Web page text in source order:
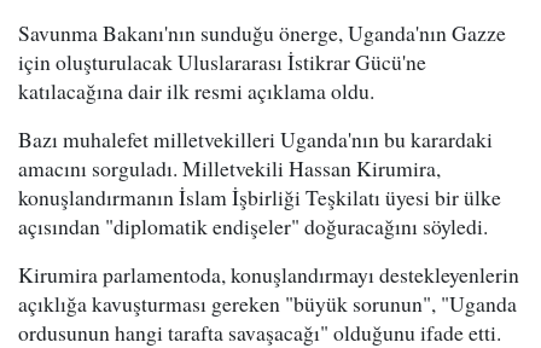
Savunma Bakanı'nın sunduğu önerge, Uganda'nın Gazze
için oluşturulacak Uluslararası İstikrar Gücü'ne
katılacağına dair ilk resmi açıklama oldu.
Bazı muhalefet milletvekilleri Uganda'nın bu karardaki
amacını sorguladı. Milletvekili Hassan Kirumira,
konuşlandırmanın İslam İşbirliği Teşkilatı üyesi bir ülke
açısından "diplomatik endişeler" doğuracağını söyledi.
Kirumira parlamentoda, konuşlandırmayı destekleyenlerin
açıklığa kavuşturması gereken "büyük sorunun", "Uganda
ordusunun hangi tarafta savaşacağı" olduğunu ifade etti.